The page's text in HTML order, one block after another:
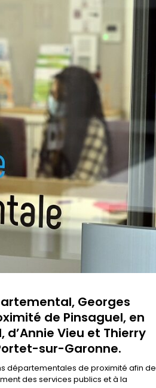
Georges
de Pinsaguel, en
Vieu et Thierry
sur-Garonne.
départementales de proximité afin de
des services publics et à la